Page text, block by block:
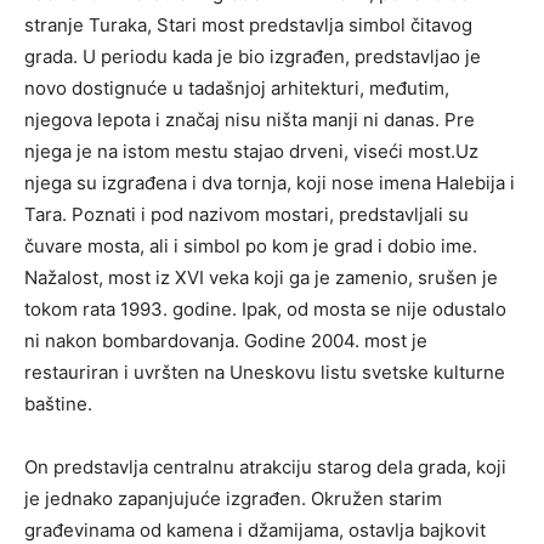
stranje Turaka, Stari most predstavlja simbol čitavog
grada. U periodu kada je bio izgrađen, predstavljao je
novo dostignuće u tadašnjoj arhitekturi, međutim,
njegova lepota i značaj nisu ništa manji ni danas. Pre
njega je na istom mestu stajao drveni, viseći most.Uz
njega su izgrađena i dva tornja, koji nose imena Halebija i
Tara. Poznati i pod nazivom mostari, predstavljali su
čuvare mosta, ali i simbol po kom je grad i dobio ime.
Nažalost, most iz XVI veka koji ga je zamenio, srušen je
tokom rata 1993. godine. Ipak, od mosta se nije odustalo
ni nakon bombardovanja. Godine 2004. most je
restauriran i uvršten na Uneskovu listu svetske kulturne
baštine.
On predstavlja centralnu atrakciju starog dela grada, koji
je jednako zapanjujuće izgrađen. Okružen starim
građevinama od kamena i džamijama, ostavlja bajkovit